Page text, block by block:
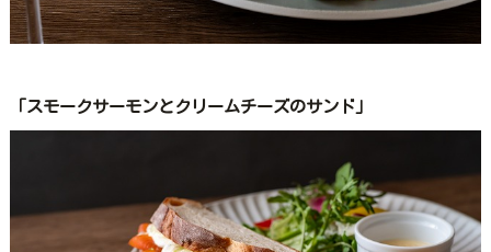
「スモークサーモンとクリームチーズのサンド」